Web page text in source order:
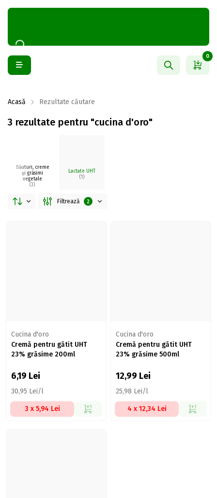
0
Acasă Rezultate căutare
3 rezultate pentru "cucina d'oro"
Băuturi, creme
și grăsimi
vegetale
(3)
Lactate UHT
(1)
Filtrează 2
Cucina d'oro
Cremă pentru gătit UHT
23% grăsime 200ml
6,19 Lei
30,95 Lei/l
3 x 5,94 Lei
Cucina d'oro
Cremă pentru gătit UHT
23% grăsime 500ml
12,99 Lei
25,98 Lei/l
4 x 12,34 Lei